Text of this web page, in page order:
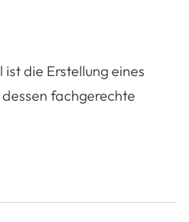
die Erstellung eines
fachgerechte